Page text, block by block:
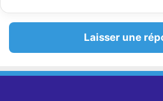
Laisser une